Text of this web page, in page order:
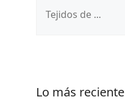
Lo más reciente